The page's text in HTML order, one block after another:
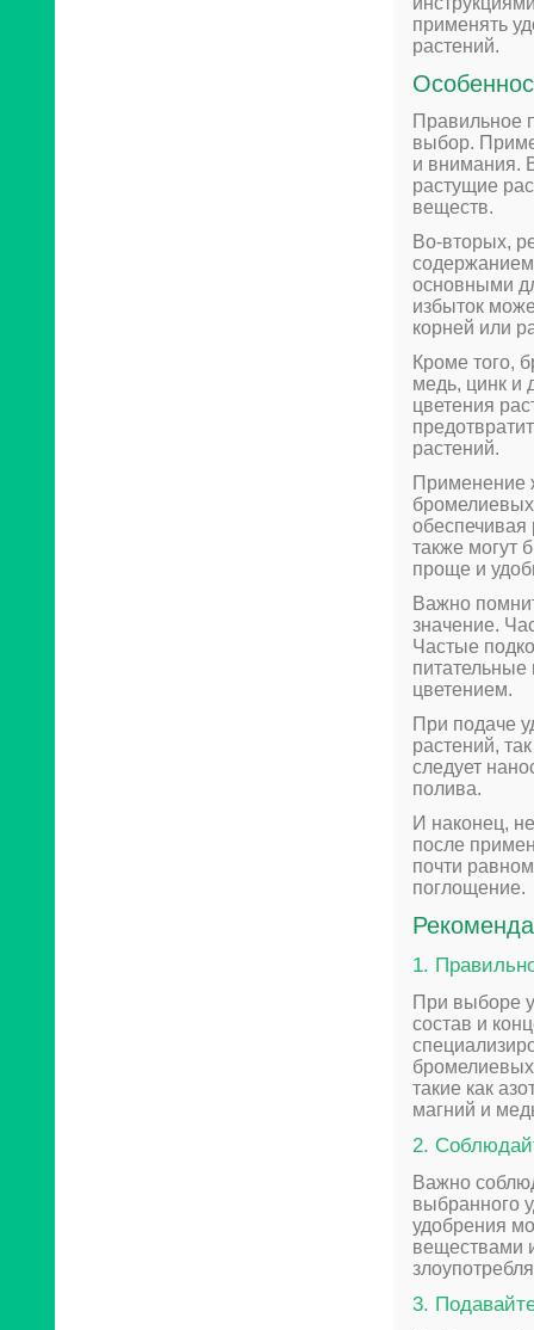
применять
растений.
Правильное
выбор.
и внимания.
растущие
веществ.
Во-вторых,
основными
избыток
корней или
Кроме того,
медь, цинк и
цветения
растений.
Применение
также могут
проще и
Важно
значение.
Частые
цветением.
При подаче
растений,
следует
полива.
И наконец,
после
почти
поглощение.
1.
При выборе
состав и
такие как
магний и
2.
Важно
выбранного
удобрения
веществами
3.